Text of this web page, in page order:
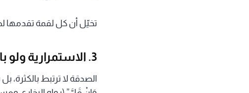
تخيّل أن كل لقمة تقدمها
3. الاستمرارية ولو بالقليل
الصدقة لا ترتبط بالكثرة،